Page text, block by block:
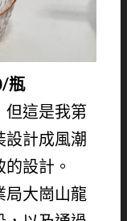
瓶
但這是我第
設計成風潮
設計。
局大崗山龍